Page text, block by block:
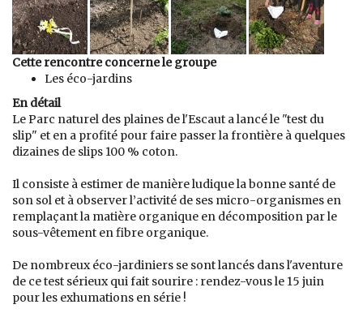
Cette rencontre concerne le groupe
Les éco-jardins
En détail
Le Parc naturel des plaines de l'Escaut a lancé le "test du
slip" et en a profité pour faire passer la frontière à quelques
dizaines de slips 100 % coton.
Il consiste à estimer de manière ludique la bonne santé de
son sol et à observer l’activité de ses micro-organismes en
remplaçant la matière organique en décomposition par le
sous-vêtement en fibre organique.
De nombreux éco-jardiniers se sont lancés dans l'aventure
de ce test sérieux qui fait sourire : rendez-vous le 15 juin
pour les exhumations en série !